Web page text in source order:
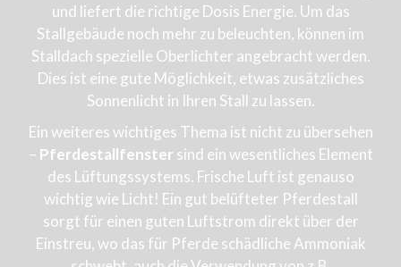
und liefert die richtige Dosis Energie. Um das
Stallgebäude noch mehr zu beleuchten, können im
Stalldach spezielle Oberlichter angebracht werden.
Dies ist eine gute Möglichkeit, etwas zusätzliches
Sonnenlicht in Ihren Stall zu lassen.
Ein weiteres wichtiges Thema ist nicht zu übersehen
– Pferdestallfenster sind ein wesentliches Element
des Lüftungssystems. Frische Luft ist genauso
wichtig wie Licht! Ein gut belüfteter Pferdestall
sorgt für einen guten Luftstrom direkt über der
Einstreu, wo das für Pferde schädliche Ammoniak